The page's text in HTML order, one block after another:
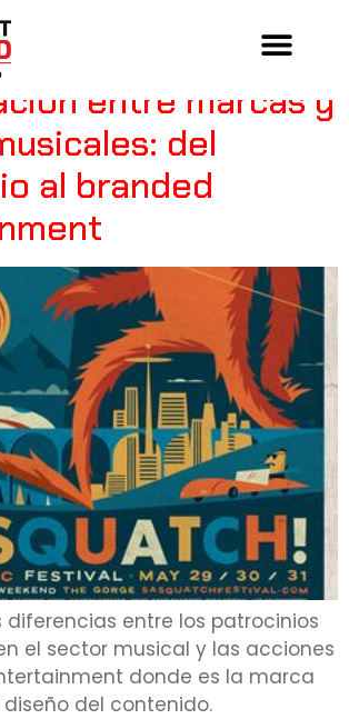
entre marcas y
del
al branded
diferencias entre los patrocinios
el sector musical y las acciones
donde es la marca
del contenido.